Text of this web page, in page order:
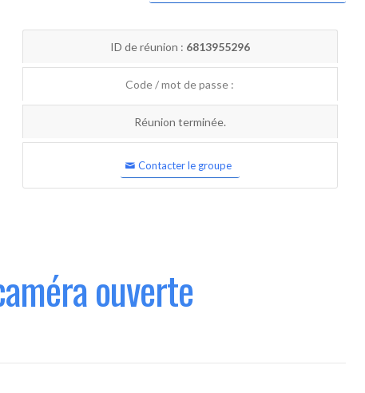
ID de réunion : 6813955296
Code / mot de passe :
Réunion terminée.
Contacter le groupe
ouverte